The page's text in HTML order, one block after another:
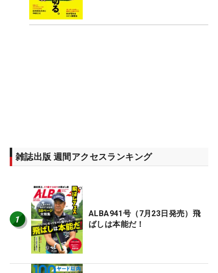
雑誌出版 週間アクセスランキング
1
ALBA941号（7月23日発売）飛
ばしは本能だ！